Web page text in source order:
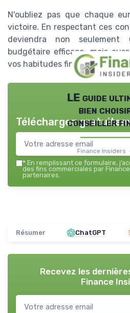
N'oubliez pas que chaque
victoire. En respectant ces
deviendra non
budgétaire efficace, mais
vos habitudes financières sur
LE guide
bien
conseiller
Finance Insiders
Téléchargez
* En remplissant ce formulaire,
des fins commerciales par
partenaires.
Résumer ChatGPT
Recevez les
Finance